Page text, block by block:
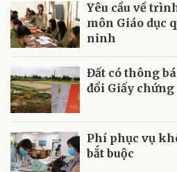
Yêu cầu về
môn Giáo dục
ninh
Đất có thông
đổi Giấy chứng
Phí phục vụ
bắt buộc